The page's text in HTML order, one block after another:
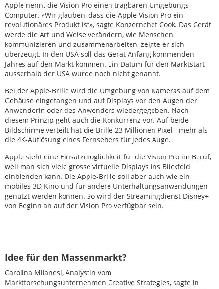
Apple nennt die Vision Pro einen tragbaren Umgebungs-
Computer. «Wir glauben, dass die Apple Vision Pro ein
revolutionäres Produkt ist», sagte Konzernchef Cook. Das Gerät
werde die Art und Weise verändern, wie Menschen
kommunizieren und zusammenarbeiten, zeigte er sich
überzeugt. In den USA soll das Gerät Anfang kommenden
Jahres auf den Markt kommen. Ein Datum für den Marktstart
ausserhalb der USA wurde noch nicht genannt.
Bei der Apple-Brille wird die Umgebung von Kameras auf dem
Gehäuse eingefangen und auf Displays vor den Augen der
Anwenderin oder des Anwenders wiedergegeben. Nach
diesem Prinzip geht auch die Konkurrenz vor. Auf beide
Bildschirme verteilt hat die Brille 23 Millionen Pixel - mehr als
die 4K-Auflösung eines Fernsehers für jedes Auge.
Apple sieht eine Einsatzmöglichkeit für die Vision Pro im Beruf,
weil man sich viele grosse virtuelle Displays ins Blickfeld
einblenden kann. Die Apple-Brille soll aber auch wie ein
mobiles 3D-Kino und für andere Unterhaltungsanwendungen
genutzt werden können. So wird der Streamingdienst Disney+
von Beginn an auf der Vision Pro verfügbar sein.
Idee für den Massenmarkt?
Carolina Milanesi, Analystin vom
Marktforschungsunternehmen Creative Strategies, sagte in